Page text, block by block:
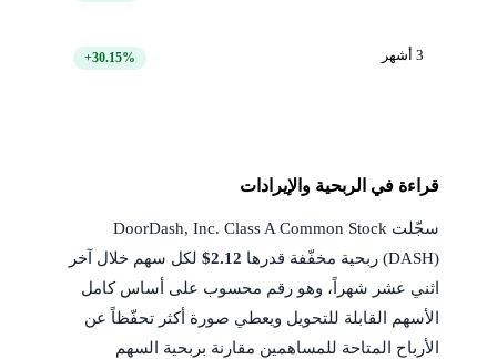
3 أشهر +30.15%
قراءة في الربحية والإيرادات
سجّلت DoorDash, Inc. Class A Common Stock
(DASH) ربحية مخفّفة قدرها
$2.12لكل سهم خلال آخر
اثني عشر شهراً، وهو رقم محسوب على أساس كامل
الأسهم القابلة للتحويل ويعطي صورة أكثر تحفّظاً عن
الأرباح المتاحة للمساهمين مقارنة بربحية السهم